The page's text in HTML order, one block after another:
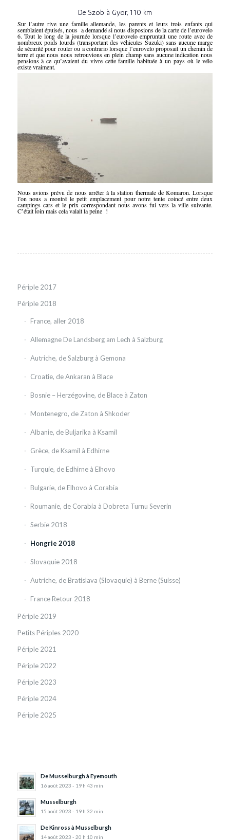
De Szob à Gyor, 110 km
Sur l’autre rive une famille allemande, les parents et leurs trois enfants qui
semblaient épuisés, nous a demandé si nous disposions de la carte de l’eurovelo
6. Tout le long de la journée lorsque l’eurovelo empruntait une route avec de
nombreux poids lourds (transportant des véhicules Suzuki) sans aucune marge
de sécurité pour rouler ou a contrario lorsque l’eurovelo proposait un chemin de
terre et que nous nous retrouvions en plein champ sans aucune indication nous
pensions à ce qu’avaient du vivre cette famille habituée à un pays où le vélo
existe vraiment.
Nous avions prévu de nous arrêter à la station thermale de Komaron. Lorsque
l’on nous a montré le petit emplacement pour notre tente coincé entre deux
campings cars et le prix correspondant nous avons fui vers la ville suivante.
C’était loin mais cela valait la peine !
Périple 2017
Périple 2018
France, aller 2018
Allemagne De Landsberg am Lech à Salzburg
Autriche, de Salzburg à Gemona
Croatie, de Ankaran à Blace
Bosnie – Herzégovine, de Blace à Zaton
Montenegro, de Zaton à Shkoder
Albanie, de Buljarika à Ksamil
Grèce, de Ksamil à Edhirne
Turquie, de Edhirne à Elhovo
Bulgarie, de Elhovo à Corabia
Roumanie, de Corabia à Dobreta Turnu Severin
Serbie 2018
Hongrie 2018
Slovaquie 2018
Autriche, de Bratislava (Slovaquie) à Berne (Suisse)
France Retour 2018
Périple 2019
Petits Périples 2020
Périple 2021
Périple 2022
Périple 2023
Périple 2024
Périple 2025
De Musselburgh à Eyemouth
16 août 2023 - 19 h 43 min
Musselburgh
15 août 2023 - 19 h 32 min
De Kinross à Musselburgh
14 août 2023 - 20 h 10 min